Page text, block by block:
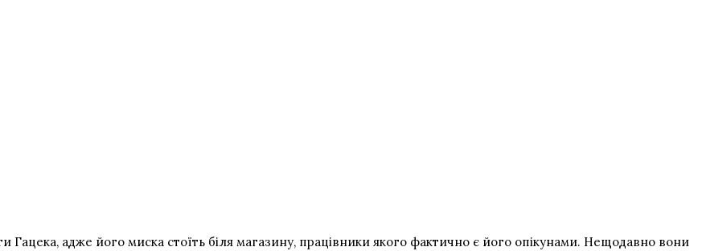
Гацека, адже його миска стоїть біля магазину, працівники якого фактично є його опікунами. Нещодавно вони